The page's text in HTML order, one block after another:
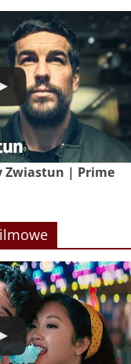
Zwiastun | Prime